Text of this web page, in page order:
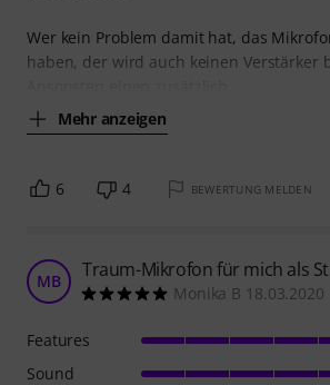
Wer kein Problem damit hat, das
haben, der wird auch keinen Verstärker
Mehr anzeigen
6 4 BEWERTUNG MELDEN
MB Traum-Mikrofon für mich als
Monika B 18.03.2020
Features
Sound